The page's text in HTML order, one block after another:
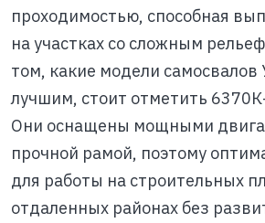
проходимостью, способная
на участках со сложным
том, какие модели самосвалов
лучшим, стоит отметить
Они оснащены мощными
прочной рамой, поэтому
для работы на строительных
отдаленных районах без